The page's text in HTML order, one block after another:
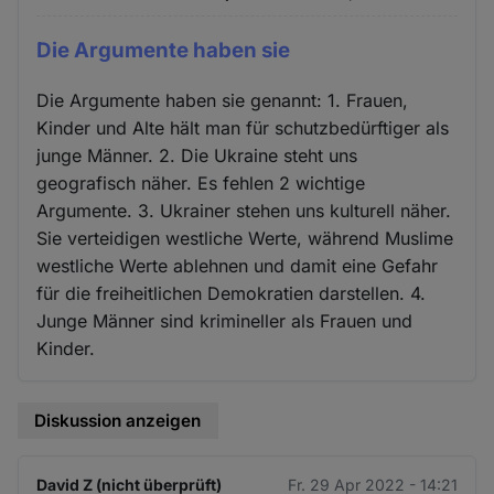
Die Argumente haben sie
Die Argumente haben sie genannt: 1. Frauen,
Kinder und Alte hält man für schutzbedürftiger als
junge Männer. 2. Die Ukraine steht uns
geografisch näher. Es fehlen 2 wichtige
Argumente. 3. Ukrainer stehen uns kulturell näher.
Sie verteidigen westliche Werte, während Muslime
westliche Werte ablehnen und damit eine Gefahr
für die freiheitlichen Demokratien darstellen. 4.
Junge Männer sind krimineller als Frauen und
Kinder.
Diskussion anzeigen
David Z (nicht überprüft) Fr. 29 Apr 2022 - 14:21